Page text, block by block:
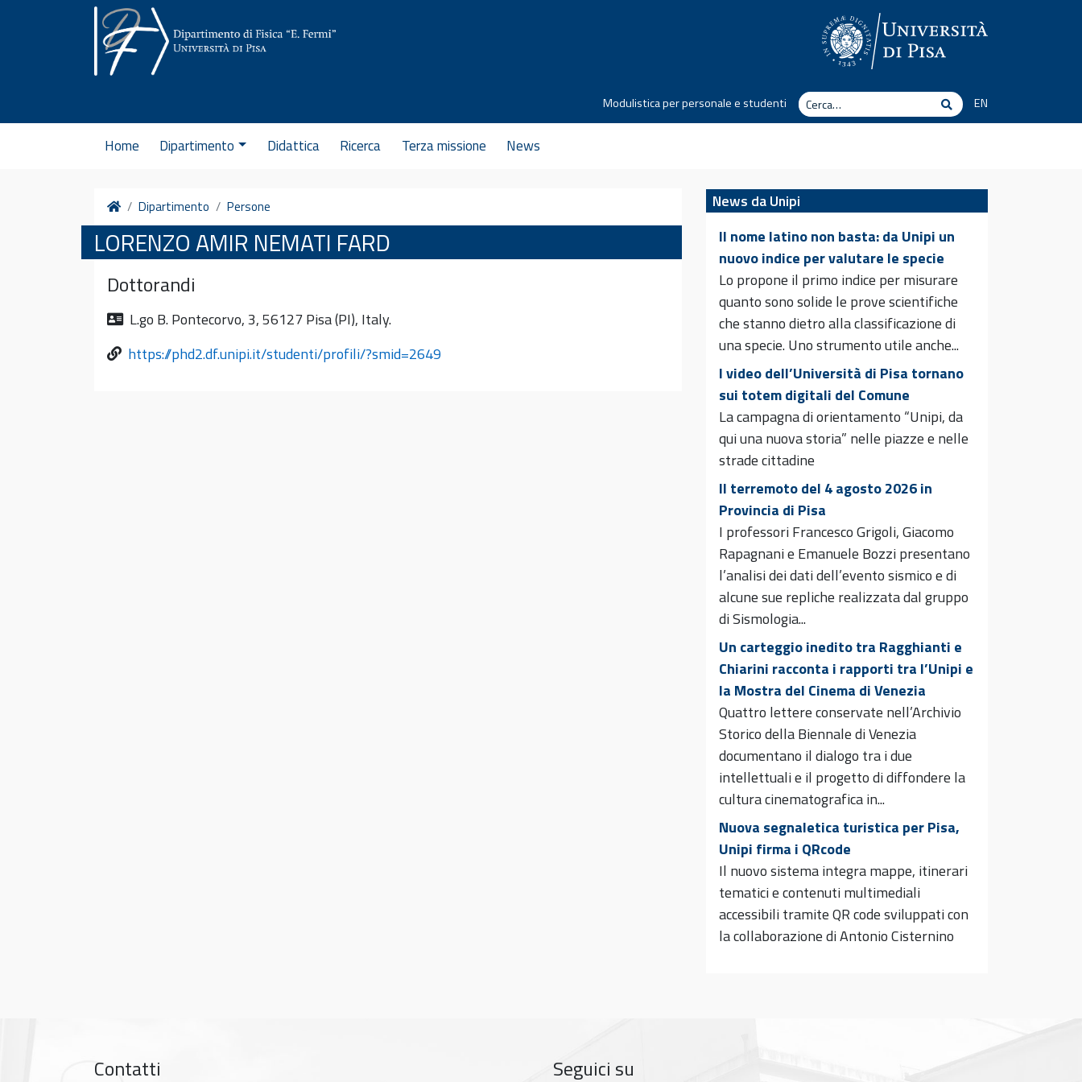
Vai al contenuto
Modulistica per personale e studenti
Cerca
CercaEN
Home Dipartimento Didattica Ricerca Terza missione News
HomeDipartimento Persone
LORENZO AMIR NEMATI FARD
Dottorandi
L.go B. Pontecorvo, 3, 56127 Pisa (PI), Italy.
https://phd2.df.unipi.it/studenti/profili/?smid=2649
News da Unipi
Il nome latino non basta: da Unipi un
nuovo indice per valutare le specie
Lo propone il primo indice per misurare
quanto sono solide le prove scientifiche
che stanno dietro alla classificazione di
una specie. Uno strumento utile anche...
I video dell’Università di Pisa tornano
sui totem digitali del Comune
La campagna di orientamento “Unipi, da
qui una nuova storia” nelle piazze e nelle
strade cittadine
Il terremoto del 4 agosto 2026 in
Provincia di Pisa
I professori Francesco Grigoli, Giacomo
Rapagnani e Emanuele Bozzi presentano
l’analisi dei dati dell’evento sismico e di
alcune sue repliche realizzata dal gruppo
di Sismologia...
Un carteggio inedito tra Ragghianti e
Chiarini racconta i rapporti tra l’Unipi e
la Mostra del Cinema di Venezia
Quattro lettere conservate nell’Archivio
Storico della Biennale di Venezia
documentano il dialogo tra i due
intellettuali e il progetto di diffondere la
cultura cinematografica in...
Nuova segnaletica turistica per Pisa,
Unipi firma i QRcode
Il nuovo sistema integra mappe, itinerari
tematici e contenuti multimediali
accessibili tramite QR code sviluppati con
la collaborazione di Antonio Cisternino
Contatti Seguici su